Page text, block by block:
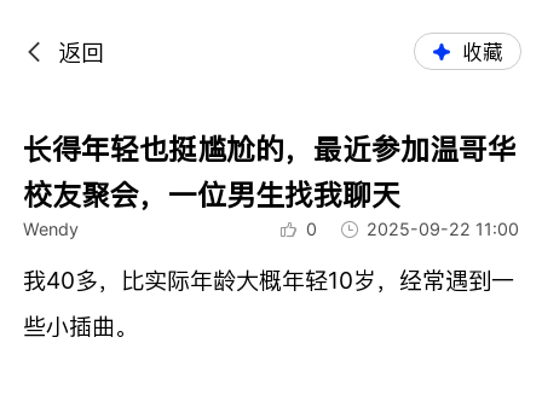
返回 收藏
长得年轻也挺尴尬的，最近参加温哥华
校友聚会，一位男生找我聊天
Wendy 0 2025-09-22 11:00
我40多，比实际年龄大概年轻10岁，经常遇到一
些小插曲。